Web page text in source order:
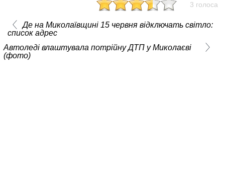
3 голоса
Де на Миколаївщині 15 червня відключать світло:
список адрес
Автоледі влаштувала потрійну ДТП у Миколаєві
(фото)